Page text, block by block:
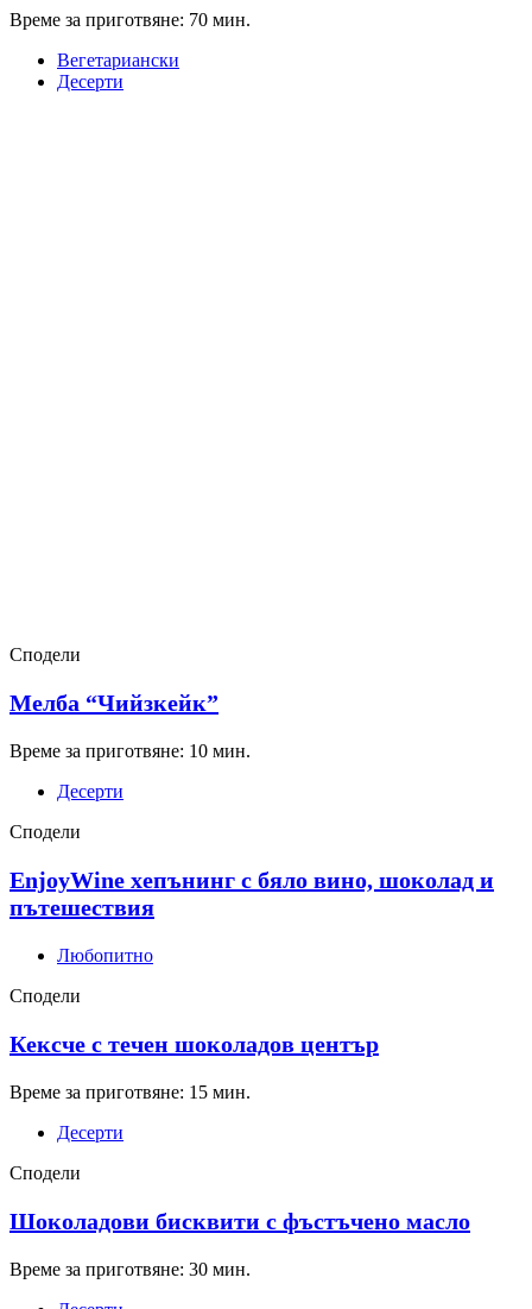
Време за приготвяне: 70 мин.
Вегетариански
Десерти
Сподели
Мелба “Чийзкейк”
Време за приготвяне: 10 мин.
Десерти
Сподели
EnjoyWine хепънинг с бяло вино, шоколад и
пътешествия
Любопитно
Сподели
Кексче с течен шоколадов център
Време за приготвяне: 15 мин.
Десерти
Сподели
Шоколадови бисквити с фъстъчено масло
Време за приготвяне: 30 мин.